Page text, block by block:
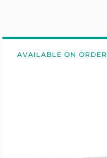
AVAILABLE ON ORDER